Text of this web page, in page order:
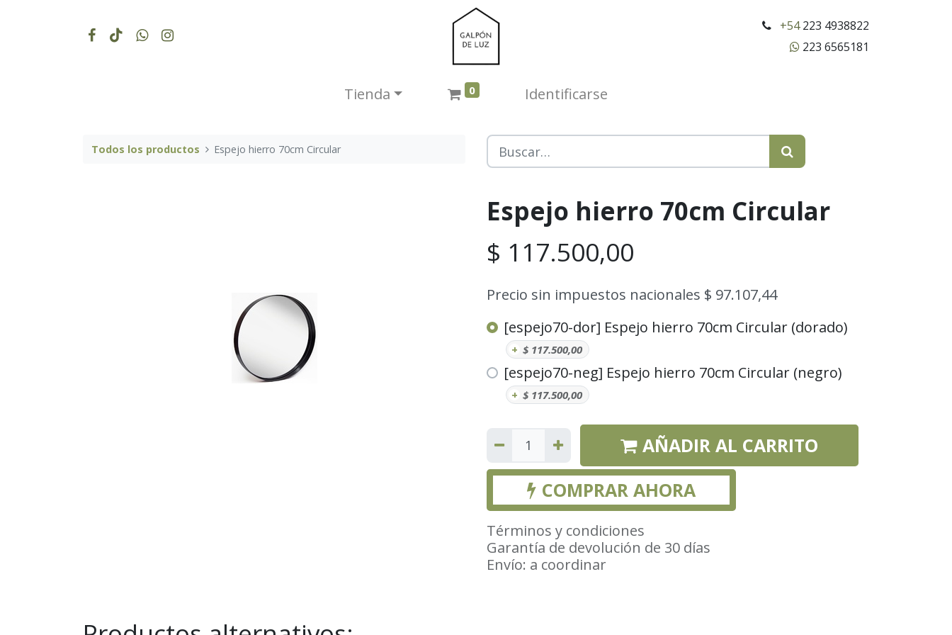
+54223 4938822
223 6565181
Tienda​ 0 Identificarse
Todos los productos Espejo hierro 70cm Circular
Espejo hierro 70cm Circular
$ 117.500,00
Precio sin impuestos nacionales $ 97.107,44
[espejo70-dor] Espejo hierro 70cm Circular (dorado)
+ $ 117.500,00
[espejo70-neg] Espejo hierro 70cm Circular (negro)
+ $ 117.500,00
AÑADIR AL CARRITO
COMPRAR AHORA
Términos y condiciones
Garantía de devolución de 30 días
Envío: a coordinar